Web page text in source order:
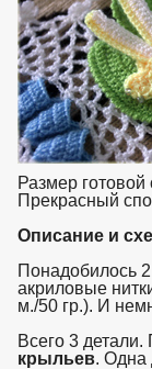
Размер готовой
Прекрасный
Описание и
Понадобилось
акриловые
м./50 гр.). И
Всего 3
крыльев. Одна